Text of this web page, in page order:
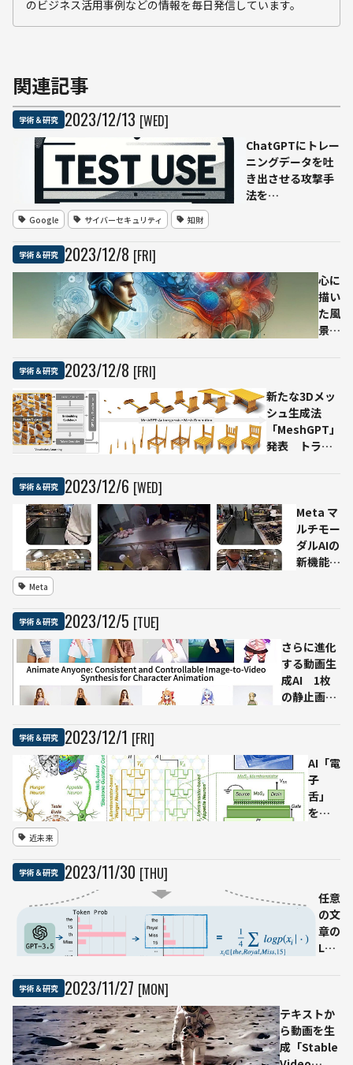
のビジネス活用事例などの情報を毎日発信しています。
関連記事
学術＆研究 2023/12/13 [WED]
ChatGPTにトレー
ニングデータを吐
き出させる攻撃手
法を
Google サイバーセキュリティ 知財
学術＆研究 2023/12/8 [FRI]
心に
描い
た風
景を
元、
生成
AIと
数理
開発
学術＆研究 2023/12/8 [FRI]
新たな3Dメッ
シュ生成法
「MeshGPT」
発表 トラン
形メッシュ生
成
学術＆研究 2023/12/6 [WED]
Meta マ
ルチモー
ダルAIの
新機能を
AIが名人
のスキル
を学び人
間のコー
Meta
学術＆研究 2023/12/5 [TUE]
さらに進化
する動画生
成AI 1枚
の静止画か
「Animate
Anyone」
アリババグ
ループ
学術＆研究 2023/12/1 [FRI]
AI「電
子
舌」
を開
情動
を統
合し
食行
ーー
ペン
シル
ベニ
近未来
学術＆研究 2023/11/30 [THU]
任意
の文
章の
LLM
出す
る新
ツー
学術＆研究 2023/11/27 [MON]
テキストか
ら動画を生
成「Stable